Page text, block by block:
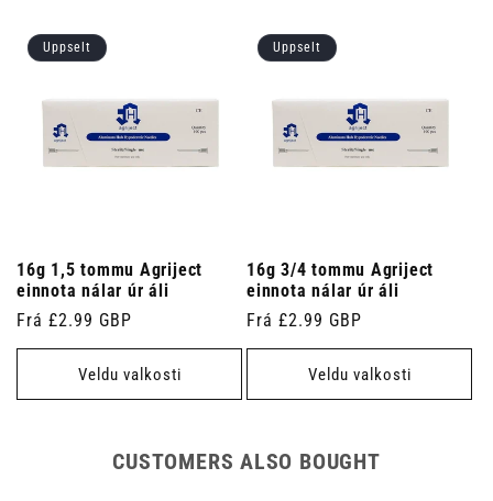
Uppselt
16g 1,5 tommu Agriject
einnota nálar úr áli
Venjulegt
verð
Frá £2.99 GBP
Veldu valkosti
Uppselt
16g 3/4 tommu Agriject
einnota nálar úr áli
Venjulegt
verð
Frá £2.99 GBP
Veldu valkosti
CUSTOMERS ALSO BOUGHT